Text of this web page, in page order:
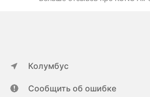
Колумбус
Сообщить об ошибке